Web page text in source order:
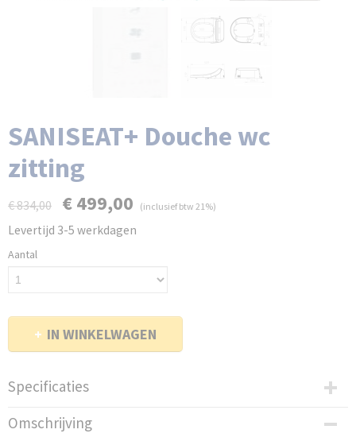
SANISEAT+ Douche wc
zitting
€ 834,00 € 499,00 (inclusief btw 21%)
Levertijd 3-5 werkdagen
Aantal
IN WINKELWAGEN
Specificaties
Productcode leverancier
SANISEAT002
Omschrijving